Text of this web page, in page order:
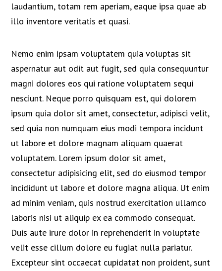
laudantium, totam rem aperiam, eaque ipsa quae ab
illo inventore veritatis et quasi.
Nemo enim ipsam voluptatem quia voluptas sit
aspernatur aut odit aut fugit, sed quia consequuntur
magni dolores eos qui ratione voluptatem sequi
nesciunt. Neque porro quisquam est, qui dolorem
ipsum quia dolor sit amet, consectetur, adipisci velit,
sed quia non numquam eius modi tempora incidunt
ut labore et dolore magnam aliquam quaerat
voluptatem. Lorem ipsum dolor sit amet,
consectetur adipisicing elit, sed do eiusmod tempor
incididunt ut labore et dolore magna aliqua. Ut enim
ad minim veniam, quis nostrud exercitation ullamco
laboris nisi ut aliquip ex ea commodo consequat.
Duis aute irure dolor in reprehenderit in voluptate
velit esse cillum dolore eu fugiat nulla pariatur.
Excepteur sint occaecat cupidatat non proident, sunt